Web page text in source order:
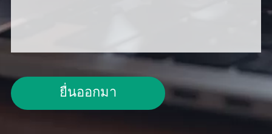
ยื่นออกมา